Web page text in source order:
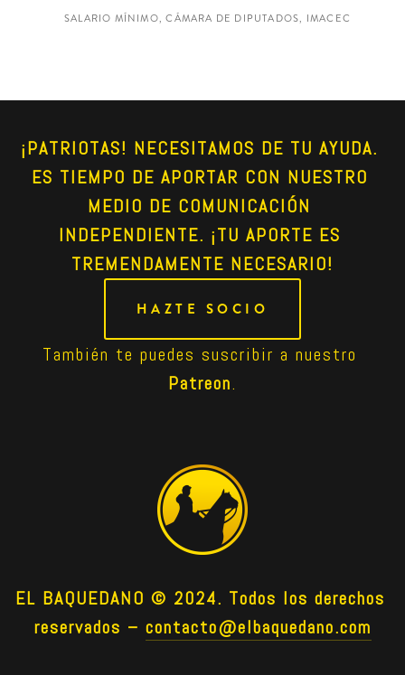
SALARIO MÍNIMO, CÁMARA DE DIPUTADOS, IMACEC
¡PATRIOTAS! NECESITAMOS DE TU AYUDA.
ES TIEMPO DE APORTAR CON NUESTRO
MEDIO DE COMUNICACIÓN
INDEPENDIENTE. ¡TU APORTE ES
TREMENDAMENTE NECESARIO!
HAZTE SOCIO
Patreon.
EL BAQUEDANO © 2024. Todos los derechos
reservados – contacto@elbaquedano.com